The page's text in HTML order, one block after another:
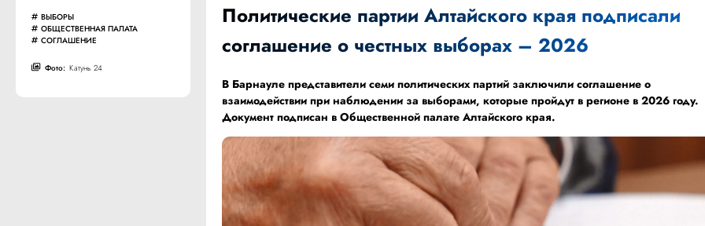
ВЫБОРЫ
ОБЩЕСТВЕННАЯ ПАЛАТА
СОГЛАШЕНИЕ
Фото: Катунь 24
Политические партии Алтайского края подписали
соглашение о честных выборах – 2026
В Барнауле представители семи политических партий заключили соглашение о
взаимодействии при наблюдении за выборами, которые пройдут в регионе в 2026 году.
Документ подписан в Общественной палате Алтайского края.